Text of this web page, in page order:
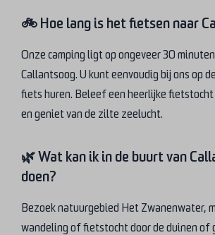
🚲 Hoe lang is het fietsen naar
Onze camping ligt op ongeveer 30
Callantsoog. U kunt eenvoudig bij ons op
fiets huren. Beleef een heerlijke fietstocht
en geniet van de zilte zeelucht.
🌿 Wat kan ik in de buurt van
doen?
Bezoek natuurgebied Het Zwanenwater,
wandeling of fietstocht door de duinen of